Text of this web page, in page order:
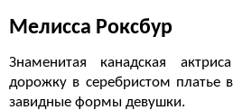
Мелисса Роксбур
Знаменитая канадская
дорожку в серебристом платье
завидные формы девушки.